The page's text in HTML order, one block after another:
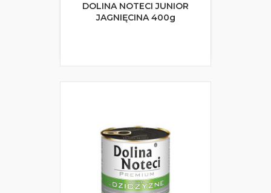
DOLINA NOTECI JUNIOR
JAGNIĘCINA 400g